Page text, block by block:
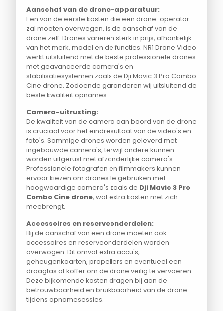
Aanschaf van de drone-apparatuur:
Een van de eerste kosten die een drone-operator
zal moeten overwegen, is de aanschaf van de
drone zelf. Drones variëren sterk in prijs, afhankelijk
van het merk, model en de functies. NR1 Drone Video
werkt uitsluitend met de beste professionele drones
met geavanceerde camera's en
stabilisatiesystemen zoals de Dji Mavic 3 Pro Combo
Cine drone. Zodoende garanderen wij uitsluitend de
beste kwaliteit opnames.
Camera-uitrusting:
De kwaliteit van de camera aan boord van de drone
is cruciaal voor het eindresultaat van de video's en
foto's. Sommige drones worden geleverd met
ingebouwde camera's, terwijl andere kunnen
worden uitgerust met afzonderlijke camera's.
Professionele fotografen en filmmakers kunnen
ervoor kiezen om drones te gebruiken met
hoogwaardige camera's zoals de Dji Mavic 3 Pro
Combo Cine drone, wat extra kosten met zich
meebrengt.
Accessoires en reserveonderdelen:
Bij de aanschaf van een drone moeten ook
accessoires en reserveonderdelen worden
overwogen. Dit omvat extra accu's,
geheugenkaarten, propellers en eventueel een
draagtas of koffer om de drone veilig te vervoeren.
Deze bijkomende kosten dragen bij aan de
betrouwbaarheid en bruikbaarheid van de drone
tijdens opnamesessies.